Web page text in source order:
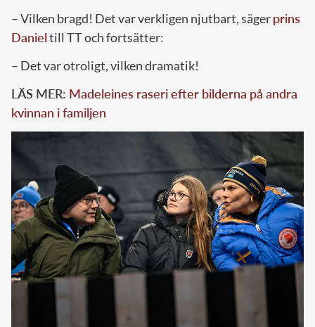
– Vilken bragd! Det var verkligen njutbart, sägerprins
Danieltill TT och fortsätter:
– Det var otroligt, vilken dramatik!
LÄS MER: Madeleines raseri efter bilderna på andra
kvinnan i familjen